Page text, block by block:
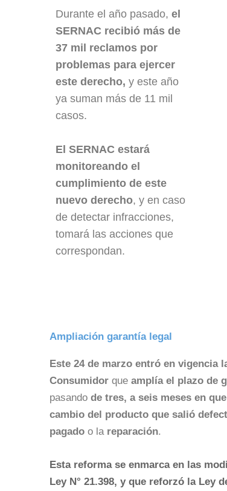
Durante el año pasado, el
SERNAC recibió más de
37 mil reclamos por
problemas para ejercer
este derecho, y este año
ya suman más de 11 mil
casos.
El SERNAC estará
monitoreando el
cumplimiento de este
nuevo derecho, y en caso
de detectar infracciones,
tomará las acciones que
correspondan.
Ampliación garantía legal
Este 24 de marzo entró en vigencia
Consumidor que amplía el plazo de
pasando de tres, a seis meses en
cambio del producto que salió
pagado o la reparación.
Esta reforma se enmarca en las
Ley N° 21.398, y que reforzó la Ley